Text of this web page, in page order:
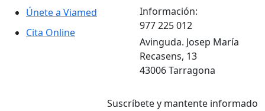
Únete a Viamed
Cita Online
Información:
977 225 012
Avinguda. Josep María
Recasens, 13
43006 Tarragona
Suscríbete y mantente informado